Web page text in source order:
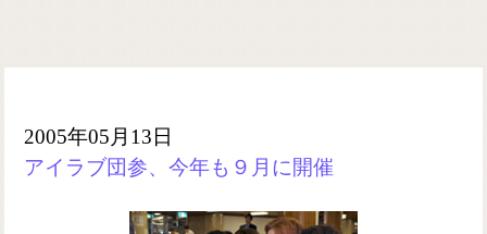
2005年05月13日
アイラブ団参、今年も９月に開催